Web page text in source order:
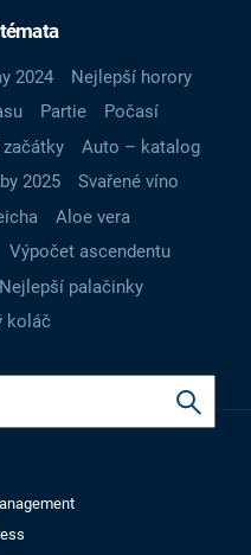
2024
Nejlepší horory
Partie
Počasí
začátky
Auto – katalog
2025
Svařené víno
Aloe vera
Výpočet ascendentu
Nejlepší palačinky
koláč